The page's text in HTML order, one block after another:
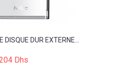
DISQUE DUR EXTERNE...
Dhs